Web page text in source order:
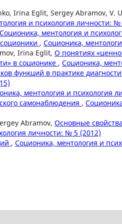
Irina Eglit, Sergey Abramov, V.
и психология личности: №
Соционика, ментология и
, Соционика,
Irina Eglit, О понятиях
в соционике , Соционика,
функций в практике
ментология и психология
самонаблюдения ,
Abramov, Основные
личности: № 5 (2012)
, Соционика, ментология и